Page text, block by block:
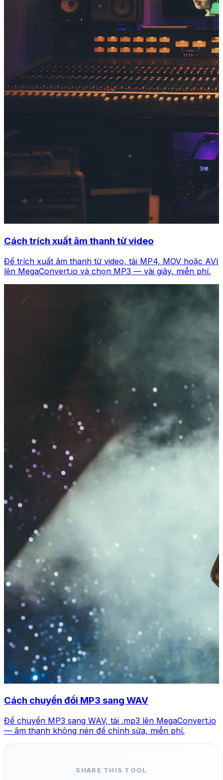
Cách trích xuất âm thanh từ video
Để trích xuất âm thanh từ video, tải MP4, MOV hoặc AVI
lên MegaConvert.io và chọn MP3 — vài giây, miễn phí.
Cách chuyển đổi MP3 sang WAV
Để chuyển MP3 sang WAV, tải .mp3 lên MegaConvert.io
— âm thanh không nén để chỉnh sửa, miễn phí.
SHARE THIS TOOL